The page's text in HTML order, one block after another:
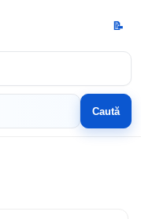
Caută
📝